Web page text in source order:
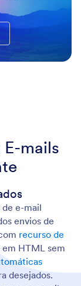
mails
e-mail
envios de
recurso de
HTML sem
desejados.